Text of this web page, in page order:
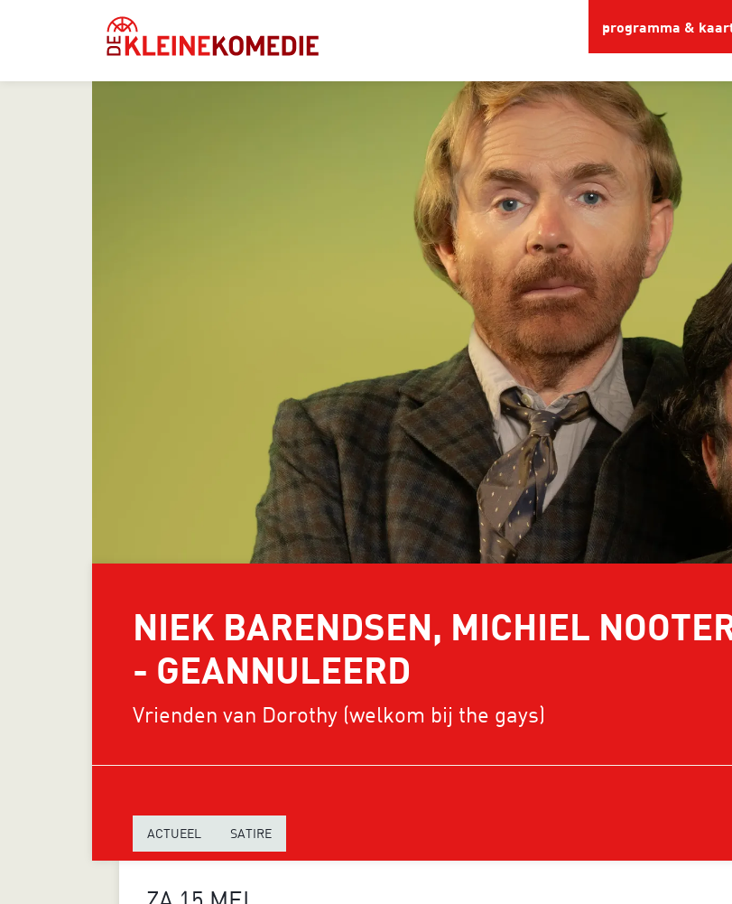
programma &
NIEK BARENDSEN, MICHIEL
- GEANNULEERD
Vrienden van Dorothy (welkom bij the gays)
ACTUEEL SATIRE